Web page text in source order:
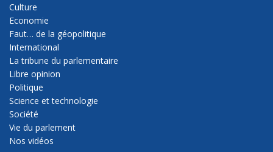
Culture
Economie
Faut… de la géopolitique
International
La tribune du parlementaire
Libre opinion
Politique
Science et technologie
Société
Vie du parlement
Nos vidéos